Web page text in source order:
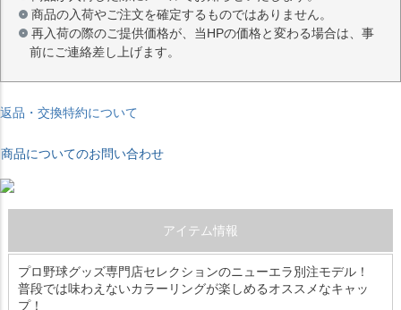
商品の入荷やご注文を確定するものではありません。
再入荷の際のご提供価格が、当HPの価格と変わる場合は、事
前にご連絡差し上げます。
返品・交換特約について
商品についてのお問い合わせ
アイテム情報
プロ野球グッズ専門店セレクションのニューエラ別注モデル！
普段では味わえないカラーリングが楽しめるオススメなキャッ
プ！